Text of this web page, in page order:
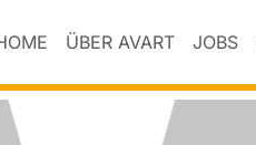
ÜBER AVART JOBS